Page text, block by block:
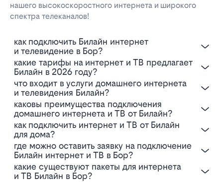
нашего высокоскоростного интернета и широкого
спектра телеканалов!
Как подключить Билайн интернет
и телевидение в Бор?
Какие тарифы на интернет и ТВ предлагает
Билайн в 2026 году?
Что входит в услуги домашнего интернета
и телевидения Билайн?
Каковы преимущества подключения
домашнего интернета и ТВ от Билайн?
Как подключить интернет и ТВ от Билайн
для дома?
Где можно оставить заявку на подключение
Билайн интернет и ТВ в Бор?
Какие существуют пакеты для интернета
и ТВ Билайн в Бор?